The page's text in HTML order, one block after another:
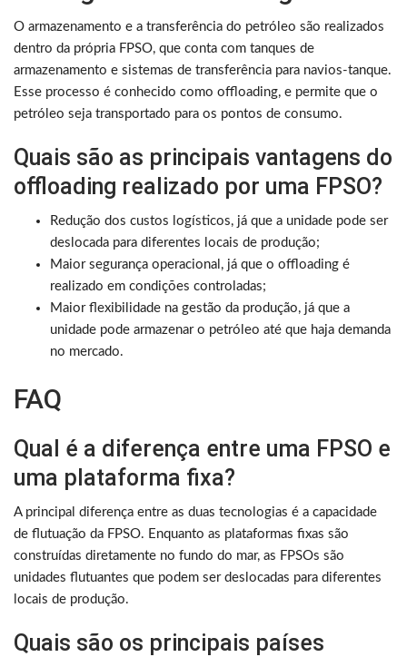
O armazenamento e a transferência do petróleo são realizados
dentro da própria FPSO, que conta com tanques de
armazenamento e sistemas de transferência para navios-tanque.
Esse processo é conhecido como offloading, e permite que o
petróleo seja transportado para os pontos de consumo.
Quais são as principais vantagens do
offloading realizado por uma FPSO?
Redução dos custos logísticos, já que a unidade pode ser
deslocada para diferentes locais de produção;
Maior segurança operacional, já que o offloading é
realizado em condições controladas;
Maior flexibilidade na gestão da produção, já que a
unidade pode armazenar o petróleo até que haja demanda
no mercado.
FAQ
Qual é a diferença entre uma FPSO e
uma plataforma fixa?
A principal diferença entre as duas tecnologias é a capacidade
de flutuação da FPSO. Enquanto as plataformas fixas são
construídas diretamente no fundo do mar, as FPSOs são
unidades flutuantes que podem ser deslocadas para diferentes
locais de produção.
Quais são os principais países